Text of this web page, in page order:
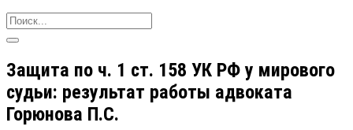
Защита по ч. 1 ст. 158 УК РФ у мирового
судьи: результат работы адвоката
Горюнова П.С.